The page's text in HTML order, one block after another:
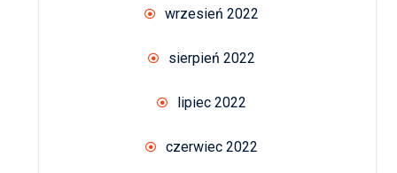
wrzesień 2022
sierpień 2022
lipiec 2022
czerwiec 2022